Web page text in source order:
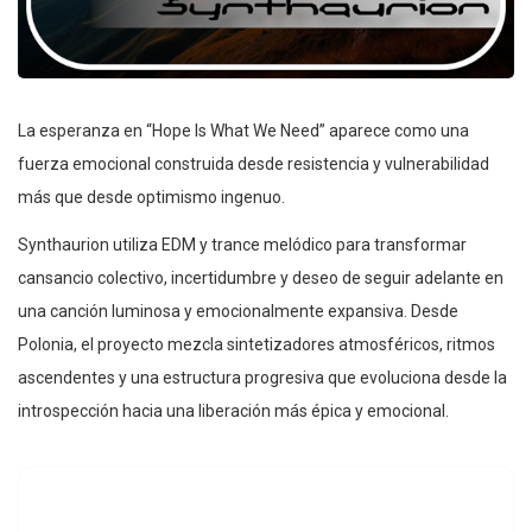
La esperanza en “Hope Is What We Need” aparece como una
fuerza emocional construida desde resistencia y vulnerabilidad
más que desde optimismo ingenuo.
Synthaurion utiliza EDM y trance melódico para transformar
cansancio colectivo, incertidumbre y deseo de seguir adelante en
una canción luminosa y emocionalmente expansiva. Desde
Polonia, el proyecto mezcla sintetizadores atmosféricos, ritmos
ascendentes y una estructura progresiva que evoluciona desde la
introspección hacia una liberación más épica y emocional.